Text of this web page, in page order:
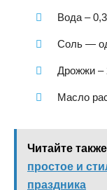
Вода –
Соль —
Дрожжи –
Масло
Читайте
простое и
праздника